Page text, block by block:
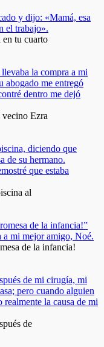
y dijo: «Mamá, esa
el trabajo».
tu cuarto
la compra a mi
abogado me entregó
dentro me dejó
Ezra
diciendo que
de su hermano.
que estaba
al
de la infancia!”
mi mejor amigo, Noé.
de la infancia!
de mi cirugía, mi
pero cuando alguien
la causa de mi
de